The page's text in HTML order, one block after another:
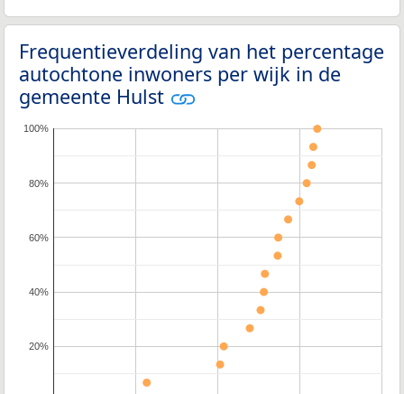
Frequentieverdeling van het percentage
autochtone inwoners per wijk in de
gemeente Hulst
20%
40%
60%
80%
100%